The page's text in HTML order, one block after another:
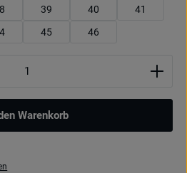
39 40
41
45 46
gewünschten Wert ein
Warenkorb